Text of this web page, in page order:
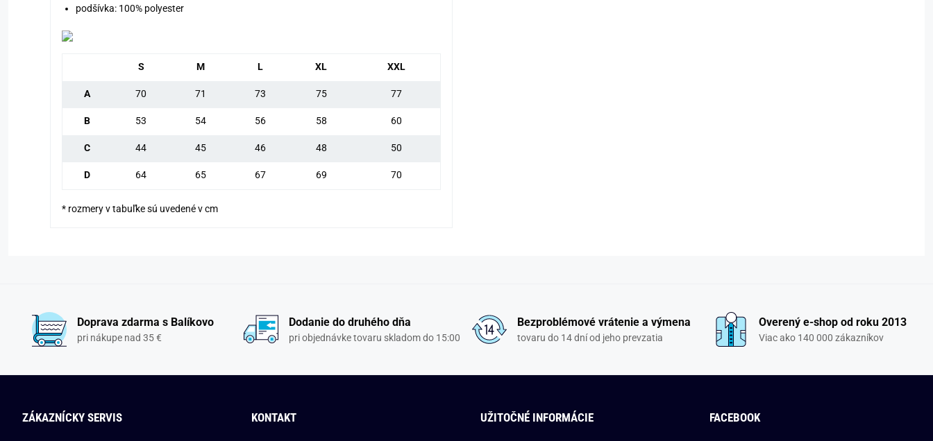
podšívka: 100% polyester
S M L XL XXL
A 70 71 73 75 77
B 53 54 56 58 60
C 44 45 46 48 50
D 64 65 67 69 70
* rozmery v tabuľke sú uvedené v cm
Doprava zdarma s Balíkovo
pri nákupe nad 35 €
Dodanie do druhého dňa
pri objednávke tovaru skladom do 15:00
Bezproblémové vrátenie a výmena
tovaru do 14 dní od jeho prevzatia
Overený e-shop od roku 2013
Viac ako 140 000 zákazníkov
ZÁKAZNÍCKY SERVIS KONTAKT UŽITOČNÉ INFORMÁCIE FACEBOOK